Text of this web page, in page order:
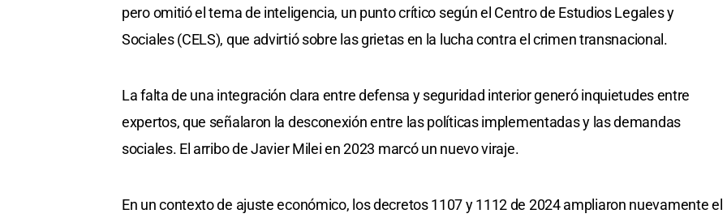
pero omitió el tema de inteligencia, un punto crítico según el Centro de Estudios Legales y
Sociales (CELS), que advirtió sobre las grietas en la lucha contra el crimen transnacional.
La falta de una integración clara entre defensa y seguridad interior generó inquietudes entre
expertos, que señalaron la desconexión entre las políticas implementadas y las demandas
sociales. El arribo de Javier Milei en 2023 marcó un nuevo viraje.
En un contexto de ajuste económico, los decretos 1107 y 1112 de 2024 ampliaron nuevamente el